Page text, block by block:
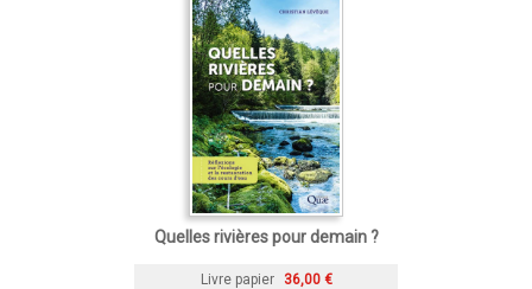
Quelles rivières pour demain ?
Livre papier 36,00 €